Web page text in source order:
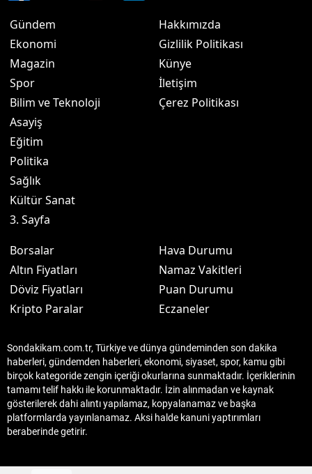
Gündem
Ekonomi
Magazin
Spor
Bilim ve Teknoloji
Asayiş
Eğitim
Politika
Sağlık
Kültür Sanat
3. Sayfa
Hakkımızda
Gizlilik Politikası
Künye
İletişim
Çerez Politikası
Borsalar
Altın Fiyatları
Döviz Fiyatları
Kripto Paralar
Hava Durumu
Namaz Vakitleri
Puan Durumu
Eczaneler
Sondakikam.com.tr, Türkiye ve dünya gündeminden son dakika
haberleri, gündemden haberleri, ekonomi, siyaset, spor, kamu gibi
birçok kategoride zengin içeriği okurlarına sunmaktadır. İçeriklerinin
tamamı telif hakkı ile korunmaktadır. İzin alınmadan ve kaynak
gösterilerek dahi alıntı yapılamaz, kopyalanamaz ve başka
platformlarda yayınlanamaz. Aksi halde kanuni yaptırımları
beraberinde getirir.